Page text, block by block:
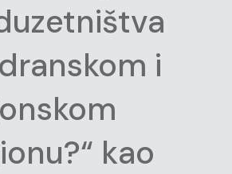
i
kao